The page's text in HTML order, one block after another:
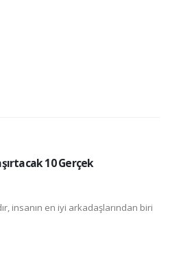
10 Gerçek
insanın en iyi arkadaşlarından biri